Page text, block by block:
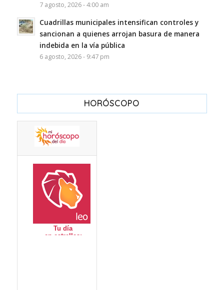
7 agosto, 2026 - 4:00 am
Cuadrillas municipales intensifican controles y
sancionan a quienes arrojan basura de manera
indebida en la vía pública
6 agosto, 2026 - 9:47 pm
HORÓSCOPO